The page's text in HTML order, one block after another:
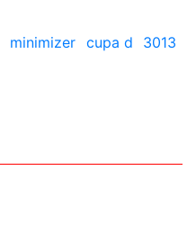
minimizer cupa d
3013